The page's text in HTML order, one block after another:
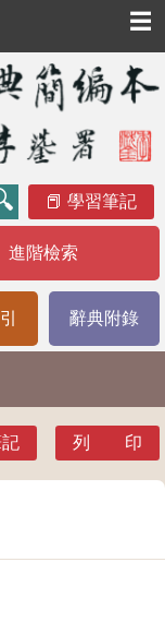
☰
學習筆記
進階檢索
辭典附錄
列 印